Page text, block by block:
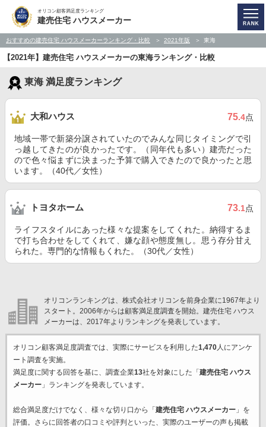
オリコン顧客満足度ランキング
建売住宅 ハウスメーカー
おすすめの建売住宅 ハウスメーカーランキング・比較 2021年版 東海
【2021年】建売住宅 ハウスメーカーの東海ランキング・比較
東海 満足度ランキング
大和ハウス 75.4点
地域一帯で新築分譲されていたのでみんな同じタイミングで引
っ越してきたのが良かったです。（同年代も多い）建売だった
ので色々悩まずに決まった予算で購入できたので良かったと思
います。（40代／女性）
トヨタホーム 73.1点
ライフスタイルにあった様々な提案をしてくれた。納得するま
で打ち合わせをしてくれて、嫌な顔や態度無し。思う存分甘え
られた。専門的な情報もくれた。（30代／女性）
オリコンランキングは、株式会社オリコンを前身企業に1967年より
スタート。2006年からは顧客満足度調査を開始。建売住宅 ハウス
メーカーは、2017年よりランキングを発表しています。
オリコン顧客満足度調査では、実際にサービスを利用した1,470人にアンケ
ート調査を実施。
満足度に関する回答を基に、調査企業13社を対象にした「 建売住宅 ハウス
メーカー」ランキングを発表しています。
総合満足度だけでなく、様々な切り口から「 建売住宅 ハウスメーカー」を
評価。さらに回答者の口コミや評判といった、実際のユーザーの声も掲載